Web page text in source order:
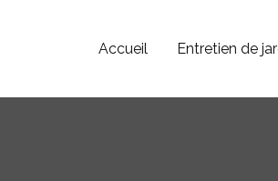
Accueil Entretien de